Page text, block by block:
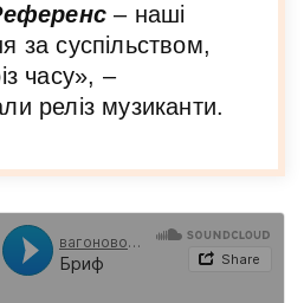
– наші
за суспільством,
часу», –
реліз музиканти.